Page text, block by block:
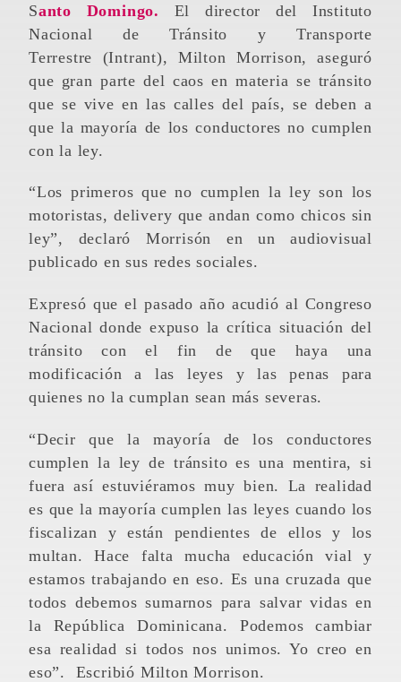
Santo Domingo.
El director del Instituto
Nacional de Tránsito y Transporte
Terrestre (Intrant), Milton Morrison, aseguró
que gran parte del caos en materia se tránsito
que se vive en las calles del país, se deben a
que la mayoría de los conductores no cumplen
con la ley.
“Los primeros que no cumplen la ley son los
motoristas, delivery que andan como chicos sin
ley”, declaró Morrisón en un audiovisual
publicado en sus redes sociales.
Expresó que el pasado año acudió al Congreso
Nacional donde expuso la crítica situación del
tránsito con el fin de que haya una
modificación a las leyes y las penas para
quienes no la cumplan sean más severas.
“Decir que la mayoría de los conductores
cumplen la ley de tránsito es una mentira, si
fuera así estuviéramos muy bien. La realidad
es que la mayoría cumplen las leyes cuando los
fiscalizan y están pendientes de ellos y los
multan. Hace falta mucha educación vial y
estamos trabajando en eso. Es una cruzada que
todos debemos sumarnos para salvar vidas en
la República Dominicana. Podemos cambiar
esa realidad si todos nos unimos. Yo creo en
eso”. Escribió Milton Morrison.